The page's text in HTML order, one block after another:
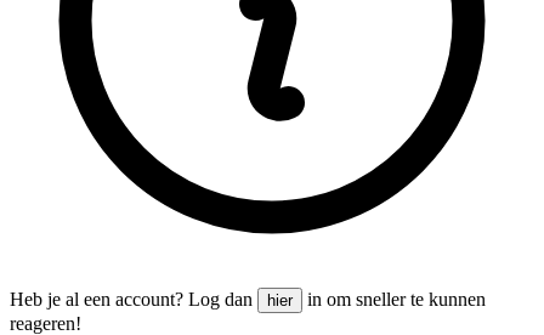
Heb je al een account? Log dan hier
in om sneller te kunnen
reageren!